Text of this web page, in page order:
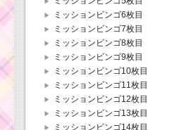
ミッションビンゴ6枚目
ミッションビンゴ7枚目
ミッションビンゴ8枚目
ミッションビンゴ9枚目
ミッションビンゴ10枚目
ミッションビンゴ11枚目
ミッションビンゴ12枚目
ミッションビンゴ13枚目
ミッションビンゴ14枚目